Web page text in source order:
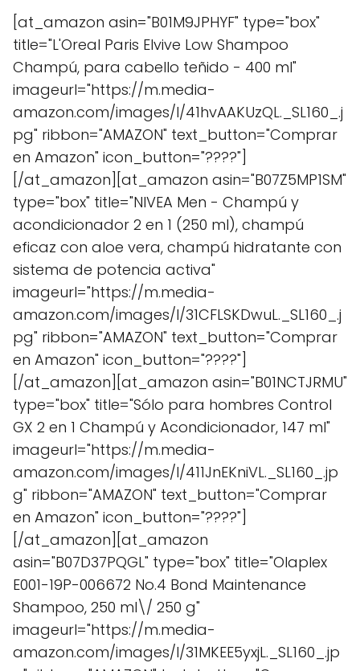
[at_amazon asin="B01M9JPHYF" type="box"
title="L'Oreal Paris Elvive Low Shampoo
Champú, para cabello teñido - 400 ml"
imageurl="https://m.media-
amazon.com/images/I/41hvAAKUzQL._SL160_.j
pg" ribbon="AMAZON" text_button="Comprar
en Amazon" icon_button="????"]
[/at_amazon][at_amazon asin="B07Z5MP1SM"
type="box" title="NIVEA Men - Champú y
acondicionador 2 en 1 (250 ml), champú
eficaz con aloe vera, champú hidratante con
sistema de potencia activa"
imageurl="https://m.media-
amazon.com/images/I/31CFLSKDwuL._SL160_.j
pg" ribbon="AMAZON" text_button="Comprar
en Amazon" icon_button="????"]
[/at_amazon][at_amazon asin="B01NCTJRMU"
type="box" title="Sólo para hombres Control
GX 2 en 1 Champú y Acondicionador, 147 ml"
imageurl="https://m.media-
amazon.com/images/I/411JnEKniVL._SL160_.jp
g" ribbon="AMAZON" text_button="Comprar
en Amazon" icon_button="????"]
[/at_amazon][at_amazon
asin="B07D37PQGL" type="box" title="Olaplex
E001-19P-006672 No.4 Bond Maintenance
Shampoo, 250 ml\/ 250 g"
imageurl="https://m.media-
amazon.com/images/I/31MKEE5yxjL._SL160_.jp